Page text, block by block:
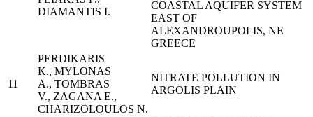
DIAMANTIS I.
COASTAL AQUIFER SYSTEM
EAST OF
ALEXANDROUPOLIS, NE
GREECE
11
PERDIKARIS
K., MYLONAS
A., TOMBRAS
V., ZAGANA E.,
CHARIZOLOULOS N.
NITRATE POLLUTION IN
ARGOLIS PLAIN